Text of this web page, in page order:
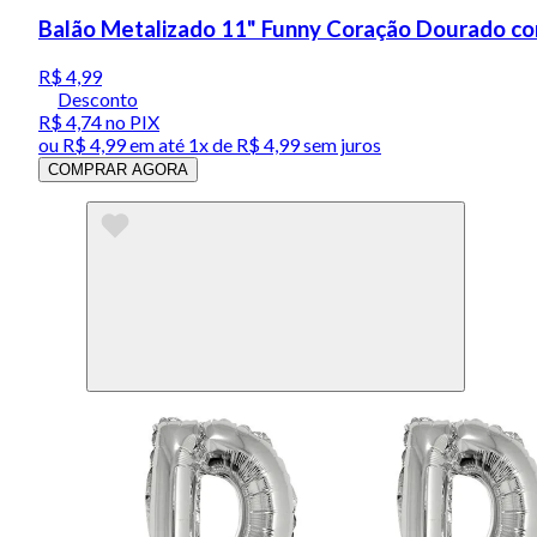
Balão Metalizado 11" Funny Coração Dourado
R$ 4,99
Desconto
R$ 4,74no PIX
ou R$ 4,99em até 1x de R$ 4,99sem juros
COMPRAR AGORA